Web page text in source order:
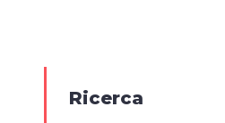
Ricerca